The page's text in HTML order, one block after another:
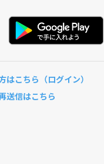
はこちら（ログイン）
送信はこちら